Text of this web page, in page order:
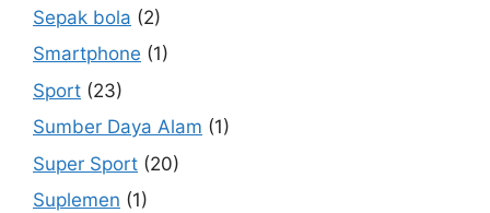
Sepak bola (2)
Smartphone (1)
Sport (23)
Sumber Daya Alam (1)
Super Sport (20)
Suplemen (1)